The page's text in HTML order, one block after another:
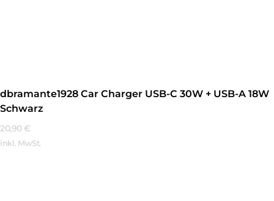
dbramante1928 Car Charger USB-C 30W + USB-A 18W
Schwarz
20,90 €
inkl. MwSt.